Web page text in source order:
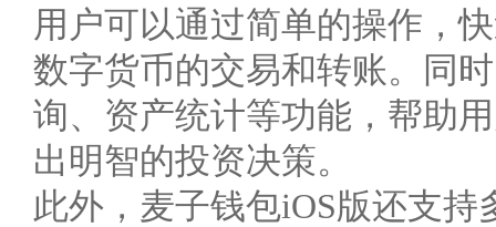
用户可以通过简单的操作，
数字货币的交易和转账。同
询、资产统计等功能，帮助
出明智的投资决策。
此外，麦子钱包iOS版还支